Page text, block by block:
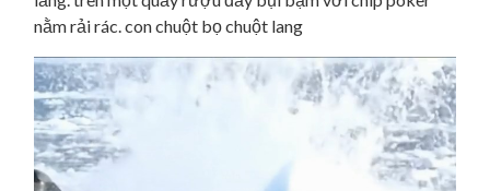
nằm rải rác. con chuột bọ chuột lang